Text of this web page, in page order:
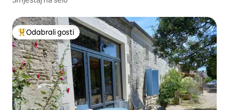
Među najviše rangiranima s oznakom „Odabrali gosti”
Odabrali gosti